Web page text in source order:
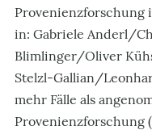
Provenienzforschung
in: Gabriele Anderl/
Blimlinger/Oliver
Stelzl-Gallian/
mehr Fälle als
Provenienzforschung